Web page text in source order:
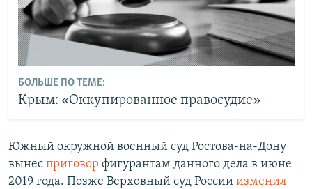
БОЛЬШЕ ПО ТЕМЕ:
Крым: «Оккупированное правосудие»
Южный окружной военный суд Ростова-на-Дону
вынес приговор фигурантам данного дела в июне
2019 года. Позже Верховный суд России изменил